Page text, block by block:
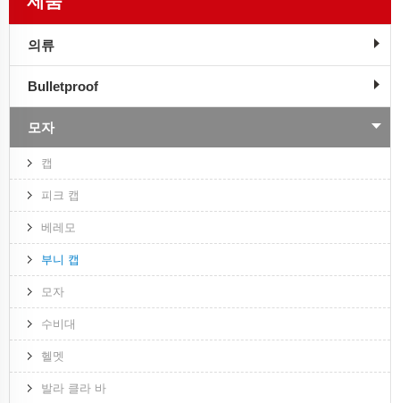
의류
Bulletproof
모자
캡
피크 캡
베레모
부니 캡
모자
수비대
헬멧
발라 클라 바